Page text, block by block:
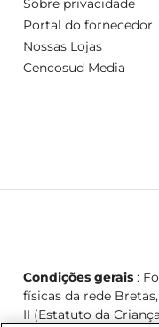
Sobre privacidade
Portal do fornecedor
Nossas Lojas
Cencosud Media
Condições gerais:
físicas da rede
II (Estatuto da